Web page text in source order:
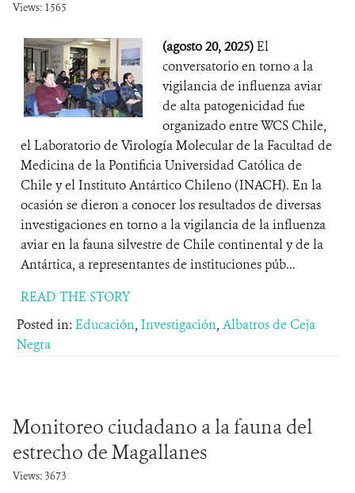
Views: 1565
(agosto 20, 2025)El
conversatorio en torno a la
vigilancia de influenza aviar
de alta patogenicidad fue
organizado entre WCS Chile,
el Laboratorio de Virología Molecular de la Facultad de
Medicina de la Pontificia Universidad Católica de
Chile y el Instituto Antártico Chileno (INACH). En la
ocasión se dieron a conocer los resultados de diversas
investigaciones en torno a la vigilancia de la influenza
aviar en la fauna silvestre de Chile continental y de la
Antártica, a representantes de instituciones púb...
READ THE STORY
Posted in: Educación, Investigación, Albatros de Ceja
Negra
Monitoreo ciudadano a la fauna del
estrecho de Magallanes
Views: 3673